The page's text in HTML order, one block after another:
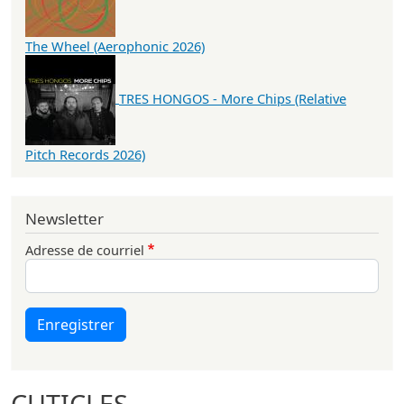
The Wheel (Aerophonic 2026)
TRES HONGOS - More Chips (Relative
Pitch Records 2026)
Newsletter
Adresse de courriel
Enregistrer